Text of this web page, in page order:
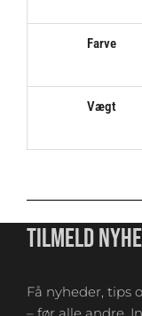
Farve
Vægt
TILMELD
Få nyheder, tips